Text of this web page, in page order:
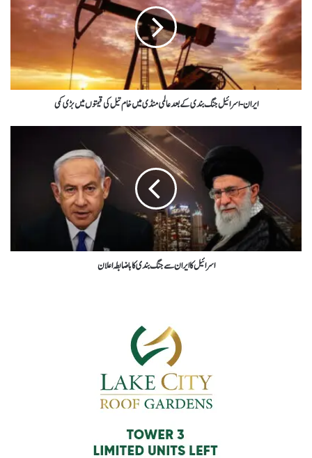
ایران-اسرائیل جنگ بندی کے بعد عالمی منڈی میں خام تیل کی قیمتوں میں بڑی کمی
اسرائیل کا ایران سے جنگ بندی کا باضابطہ اعلان